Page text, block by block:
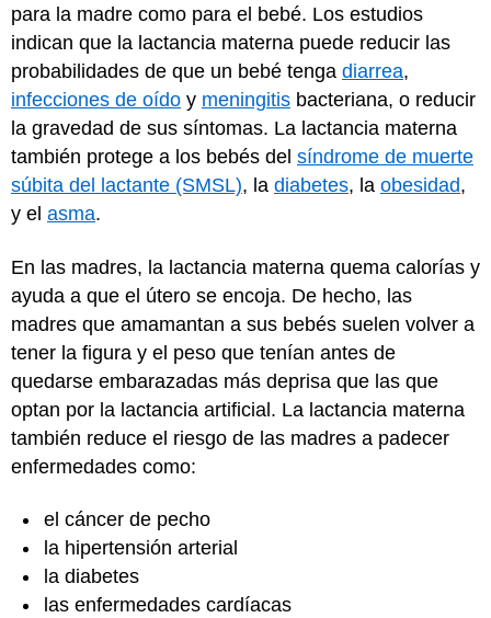
para la madre como para el bebé. Los estudios
indican que la lactancia materna puede reducir las
probabilidades de que un bebé tenga diarrea,
infecciones de oído y meningitis bacteriana, o reducir
la gravedad de sus síntomas. La lactancia materna
también protege a los bebés del síndrome de muerte
súbita del lactante (SMSL), la diabetes, la obesidad,
y el asma.
En las madres, la lactancia materna quema calorías y
ayuda a que el útero se encoja. De hecho, las
madres que amamantan a sus bebés suelen volver a
tener la figura y el peso que tenían antes de
quedarse embarazadas más deprisa que las que
optan por la lactancia artificial. La lactancia materna
también reduce el riesgo de las madres a padecer
enfermedades como:
el cáncer de pecho
la hipertensión arterial
la diabetes
las enfermedades cardíacas